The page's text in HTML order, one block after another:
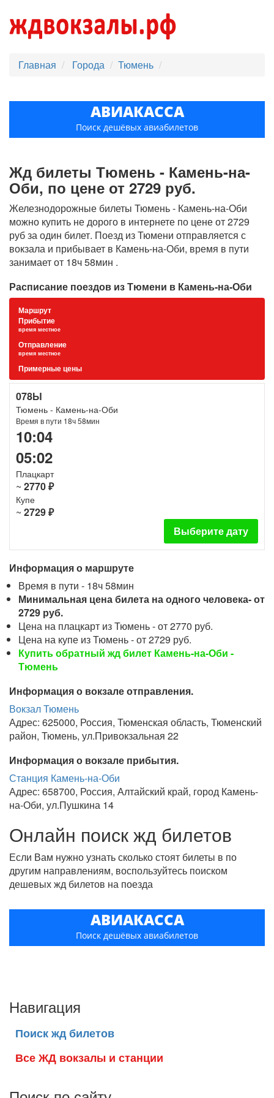
Главная Города Тюмень
АВИАКАССА
Поиск дешёвых авиабилетов
Жд билеты Тюмень - Камень-на-
Оби, по цене от 2729 руб.
Железнодорожные билеты Тюмень - Камень-на-Оби
можно купить не дорого в интернете по цене от 2729
руб за один билет. Поезд из Тюмени отправляется с
вокзала и прибывает в Камень-на-Оби, время в пути
занимает от 18ч 58мин .
Расписание поездов из Тюмени в Камень-на-Оби
Маршрут
Прибытие
время местное
Отправление
время местное
Примерные цены
078Ы
Тюмень - Камень-на-Оби
Время в пути 18ч 58мин
10:04
05:02
Плацкарт
~ 2770 ₽
Купе
~ 2729 ₽
Выберите дату
Информация о маршруте
Время в пути - 18ч 58мин
Минимальная цена билета на одного человека- от
2729 руб.
Цена на плацкарт из Тюмень - от 2770 руб.
Цена на купе из Тюмень - от 2729 руб.
Купить обратный жд билет Камень-на-Оби -
Тюмень
Информация о вокзале отправления.
Вокзал Тюмень
Адрес: 625000, Россия, Тюменская область, Тюменский
район, Тюмень, ул.Привокзальная 22
Информация о вокзале прибытия.
Станция Камень-на-Оби
Адрес: 658700, Россия, Алтайский край, город Камень-
на-Оби, ул.Пушкина 14
Онлайн поиск жд билетов
Если Вам нужно узнать сколько стоят билеты в по
другим направлениям, воспользуйтесь поиском
дешевых жд билетов на поезда
АВИАКАССА
Поиск дешёвых авиабилетов
Навигация
Поиск жд билетов
Все ЖД вокзалы и станции